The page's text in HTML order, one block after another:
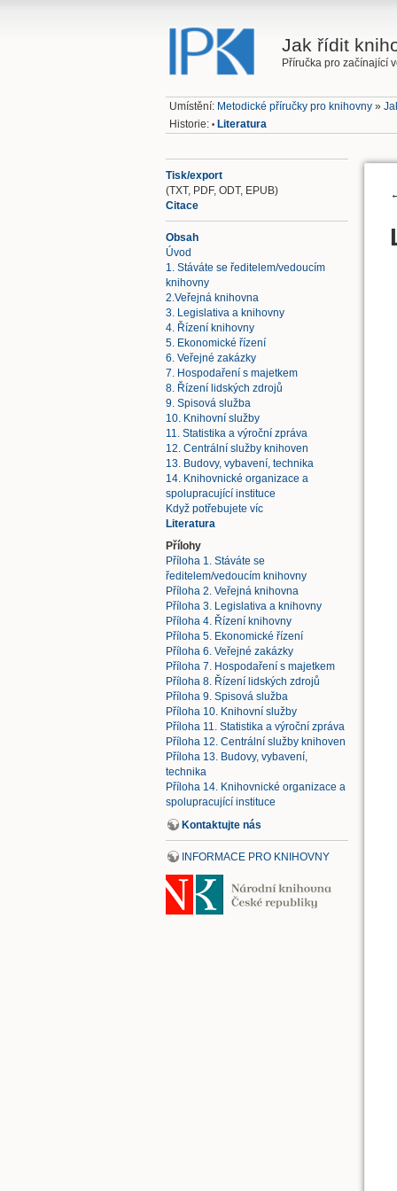
Jak řídit
Příručka pro začínající
Umístění: Metodické příručky pro knihovny »
Historie: • Literatura
Tisk/export
(TXT, PDF, ODT, EPUB)
Citace
Obsah
Úvod
1. Stáváte se ředitelem/vedoucím
knihovny
2.Veřejná knihovna
3. Legislativa a knihovny
4. Řízení knihovny
5. Ekonomické řízení
6. Veřejné zakázky
7. Hospodaření s majetkem
8. Řízení lidských zdrojů
9. Spisová služba
10. Knihovní služby
11. Statistika a výroční zpráva
12. Centrální služby knihoven
13. Budovy, vybavení, technika
14. Knihovnické organizace a
spolupracující instituce
Když potřebujete víc
Literatura
Přílohy
Příloha 1. Stáváte se
ředitelem/vedoucím knihovny
Příloha 2. Veřejná knihovna
Příloha 3. Legislativa a knihovny
Příloha 4. Řízení knihovny
Příloha 5. Ekonomické řízení
Příloha 6. Veřejné zakázky
Příloha 7. Hospodaření s majetkem
Příloha 8. Řízení lidských zdrojů
Příloha 9. Spisová služba
Příloha 10. Knihovní služby
Příloha 11. Statistika a výroční zpráva
Příloha 12. Centrální služby knihoven
Příloha 13. Budovy, vybavení,
technika
Příloha 14. Knihovnické organizace a
spolupracující instituce
Kontaktujte nás
INFORMACE PRO KNIHOVNY